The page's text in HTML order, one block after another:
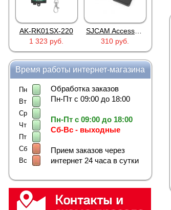
AK-RK01SX-220
1 323 руб.
SJCAM Accessories SJ5000 Lens Caps
310 руб.
Время работы интернет-магазина
Пн
Вт
Ср
Чт
Пт
Сб
Вс
Обработка заказов
Пн-Пт с 09:00 до 18:00
Пн-Пт с 09:00 до 18:00
Сб-Вс - выходные
Прием заказов через
интернет 24 часа в сутки